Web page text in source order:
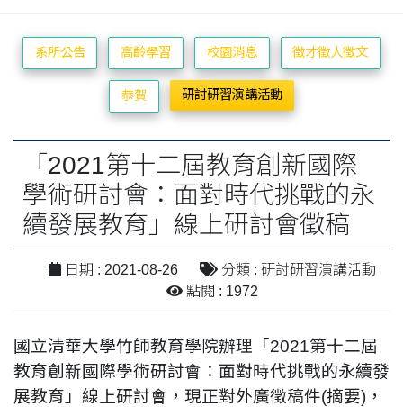
系所公告 高齡學習 校園消息 徵才徵人徵文
恭賀 研討研習演講活動
「2021第十二屆教育創新國際
學術研討會：面對時代挑戰的永
續發展教育」線上研討會徵稿
日期 : 2021-08-26
分類 : 研討研習演講活動
點閱 : 1972
國立清華大學竹師教育學院辦理「2021第十二屆
教育創新國際學術研討會：面對時代挑戰的永續發
展教育」線上研討會，現正對外廣徵稿件(摘要)，